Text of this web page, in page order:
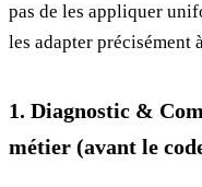
pas de les appliquer
les adapter précisément
1. Diagnostic &
métier (avant le